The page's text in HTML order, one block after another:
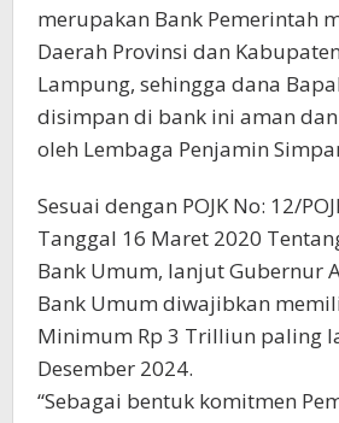
merupakan Bank Pemerintah
Daerah Provinsi dan
Lampung, sehingga dana
disimpan di bank ini aman
oleh Lembaga Penjamin
Sesuai dengan POJK No: 12/
Tanggal 16 Maret 2020
Bank Umum, lanjut Gubernur
Bank Umum diwajibkan
Minimum Rp 3 Trilliun paling
Desember 2024.
“Sebagai bentuk komitmen